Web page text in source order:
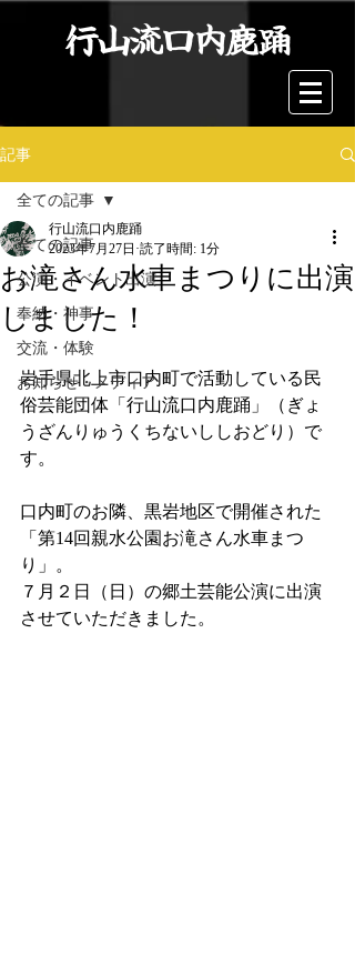
行山流口内鹿踊
記事
全ての記事
公演・イベント出演
奉納・神事
交流・体験
お知らせ・メディア
全ての記事
お滝さん水車まつりに出演
しました！
行山流口内鹿踊
2023年7月27日 読了時間: 1分
岩手県北上市口内町で活動している民
俗芸能団体「行山流口内鹿踊」（ぎょ
うざんりゅうくちないししおどり）で
す。
口内町のお隣、黒岩地区で開催された
「第14回親水公園お滝さん水車まつ
り」。
７月２日（日）の郷土芸能公演に出演
させていただきました。